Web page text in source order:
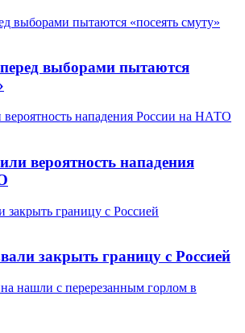
выборами пытаются «посеять смуту»
выборами пытаются
нападения России на НАТО
вероятность нападения
границу с Россией
закрыть границу с Россией
нашли с перерезанным горлом в